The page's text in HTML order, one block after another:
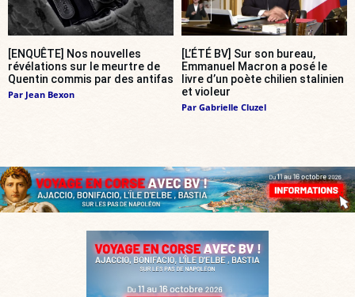
[ENQUÊTE] Nos nouvelles
révélations sur le meurtre de
Quentin commis par des antifas
Par Jean Bexon
[L’ÉTÉ BV] Sur son bureau,
Emmanuel Macron a posé le
livre d’un poète chilien stalinien
et violeur
Par Gabrielle Cluzel